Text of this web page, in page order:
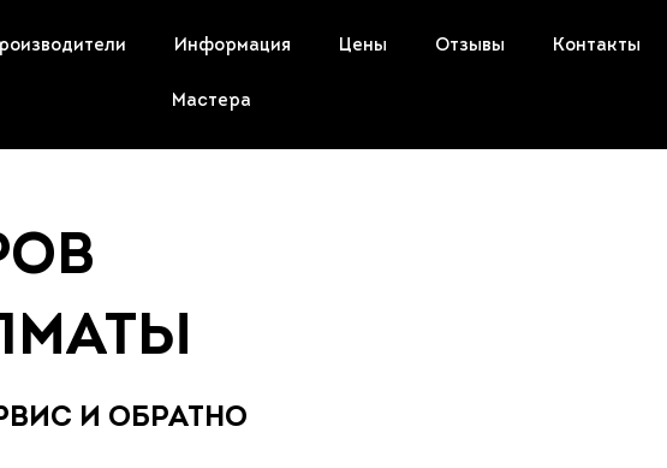
Информация Цены Отзывы Контакты
Мастера
И ОБРАТНО